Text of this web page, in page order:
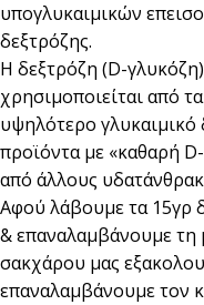
υπογλυκαιμικών
δεξτρόζης.
Η δεξτρόζη (D-
χρησιμοποιείται από
υψηλότερο γλυκαιμικό
προϊόντα με «καθαρή
από άλλους
Αφού λάβουμε τα 15γρ
& επαναλαμβάνουμε τη
σακχάρου μας
επαναλαμβάνουμε τον